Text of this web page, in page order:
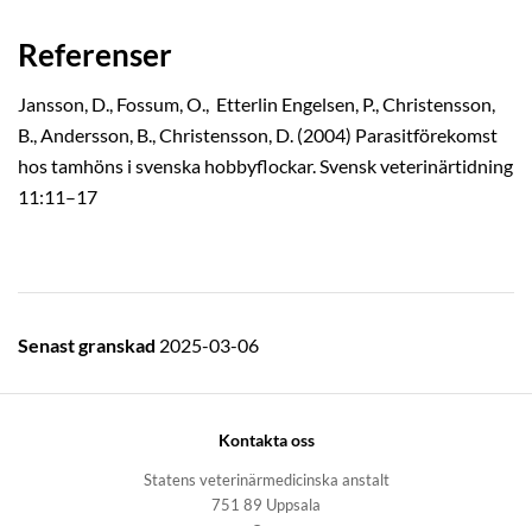
Referenser
Jansson, D., Fossum, O., Etterlin Engelsen, P., Christensson,
B., Andersson, B., Christensson, D. (2004) Parasitförekomst
hos tamhöns i svenska hobbyflockar. Svensk veterinärtidning
11:11–17
Senast granskad 2025-03-06
Kontakta oss
Statens veterinärmedicinska anstalt
751 89 Uppsala